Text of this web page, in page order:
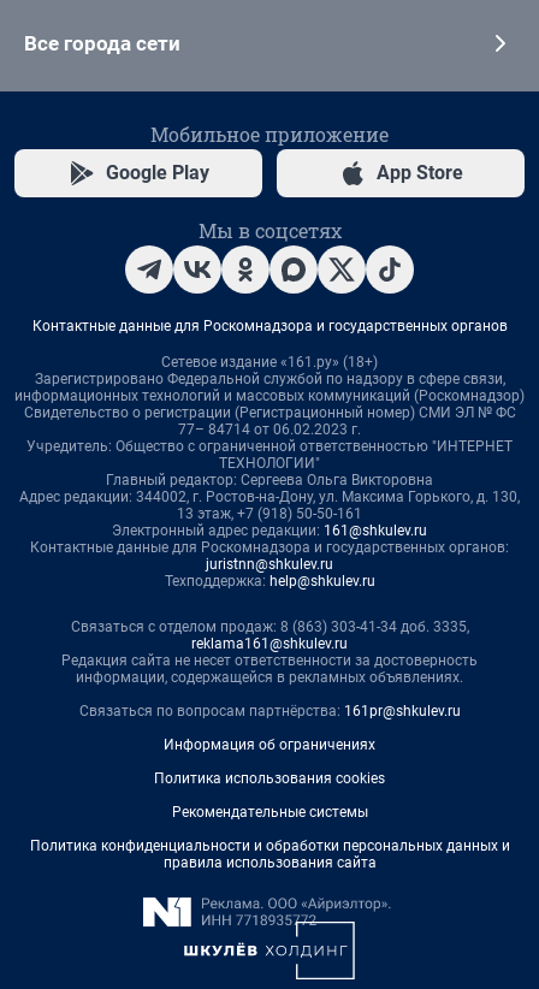
Все города сети
Мобильное приложение
Google Play App Store
Мы в соцсетях
Контактные данные для Роскомнадзора и государственных органов
Сетевое издание «161.ру» (18+)
Зарегистрировано Федеральной службой по надзору в сфере связи,
информационных технологий и массовых коммуникаций (Роскомнадзор)
Свидетельство о регистрации (Регистрационный номер) СМИ ЭЛ № ФС
77– 84714 от 06.02.2023 г.
Учредитель: Общество с ограниченной ответственностью "ИНТЕРНЕТ
ТЕХНОЛОГИИ"
Главный редактор: Сергеева Ольга Викторовна
Адрес редакции: 344002, г. Ростов-на-Дону, ул. Максима Горького, д. 130,
13 этаж, +7 (918) 50-50-161
Электронный адрес редакции: 161@shkulev.ru
Контактные данные для Роскомнадзора и государственных органов:
juristnn@shkulev.ru
Техподдержка: help@shkulev.ru
Связаться с отделом продаж: 8 (863) 303-41-34 доб. 3335,
reklama161@shkulev.ru
Редакция сайта не несет ответственности за достоверность
информации, содержащейся в рекламных объявлениях.
Связаться по вопросам партнёрства: 161pr@shkulev.ru
Информация об ограничениях
Политика использования cookies
Рекомендательные системы
Политика конфиденциальности и обработки персональных данных и
правила использования сайта